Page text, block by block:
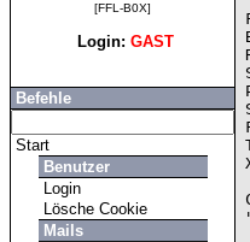
[FFL-B0X]
Login: GAST
Befehle
Start
Benutzer
Login
Lösche Cookie
Mails